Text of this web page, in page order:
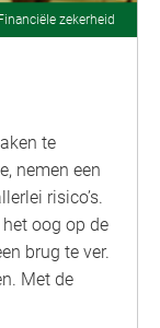
zekerheid
te
nemen een
risico’s.
oog op de
brug te ver.
Met de